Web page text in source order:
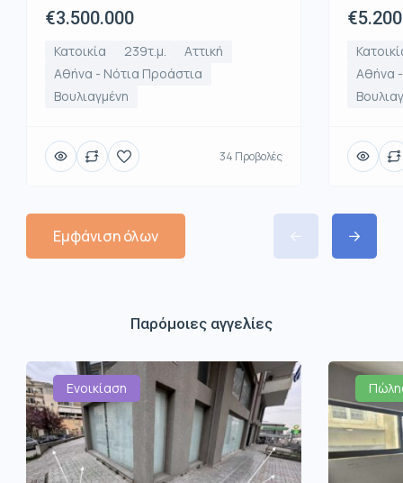
€3.500.000
Κατοικία 239τ.μ.
Αττική
Αθήνα - Νότια Προάστια
Βουλιαγμένη
34 Προβολές
Αθήνα
Εμφάνιση όλων
Παρόμοιες αγγελίες
Ενοικίαση